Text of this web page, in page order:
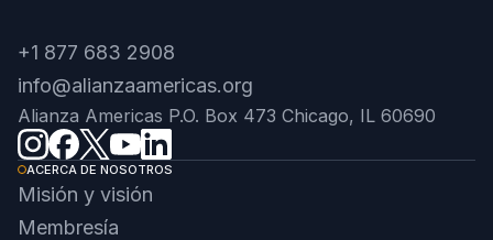
+1 877 683 2908
info@alianzaamericas.org
Alianza Americas P.O. Box 473 Chicago, IL 60690
ACERCA DE NOSOTROS
Misión y visión
Membresía